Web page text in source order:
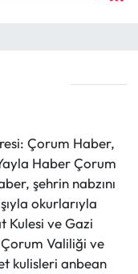
Çorum Haber,
Haber Çorum
şehrin nabzını
okurlarıyla
Kulesi ve Gazi
Valiliği ve
kulisleri anbean